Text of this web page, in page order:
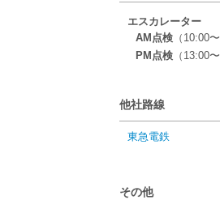
エスカレーター
AM点検 （10:00
PM点検 （13:00
他社路線
東急電鉄
その他